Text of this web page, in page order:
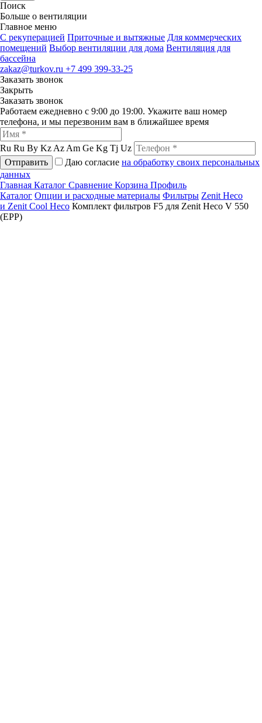
Поиск
Больше о вентиляции
Главное меню
C рекуперацией Приточные и вытяжные Для коммерческих
помещений Выбор вентиляции для дома Вентиляция для
бассейна
zakaz@turkov.ru +7 499 399-33-25
Заказать звонок
Закрыть
Заказать звонок
Работаем ежедневно с 9:00 до 19:00. Укажите ваш номер
телефона, и мы перезвоним вам в ближайшее время
Ru Ru By Kz Az Am Ge Kg Tj Uz
Отправить
Даю согласие на обработку своих персональных
данных
Главная Каталог Сравнение Корзина Профиль
Каталог Опции и расходные материалы Фильтры Zenit Heco
и Zenit Cool Heco Комплект фильтров F5 для Zenit Heco V 550
(EPP)